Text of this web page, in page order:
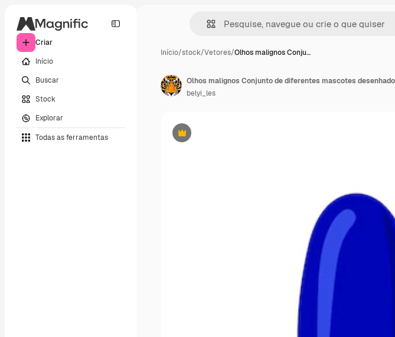
Criar
Início
Buscar
Stock
Explorar
Todas as ferramentas
Início/stock/Vetores/Olhos malignos Conju…
Premium
belyi_les